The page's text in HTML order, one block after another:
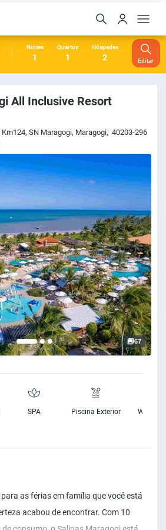
Noites
1
Quartos
1
Hóspedes
2 Editar
All Inclusive Resort
SN Maragogi, Maragogi, 40203-296
67
SPA Piscina Exterior Wifi
as férias em família que você está
acabou de encontrar. Com 10